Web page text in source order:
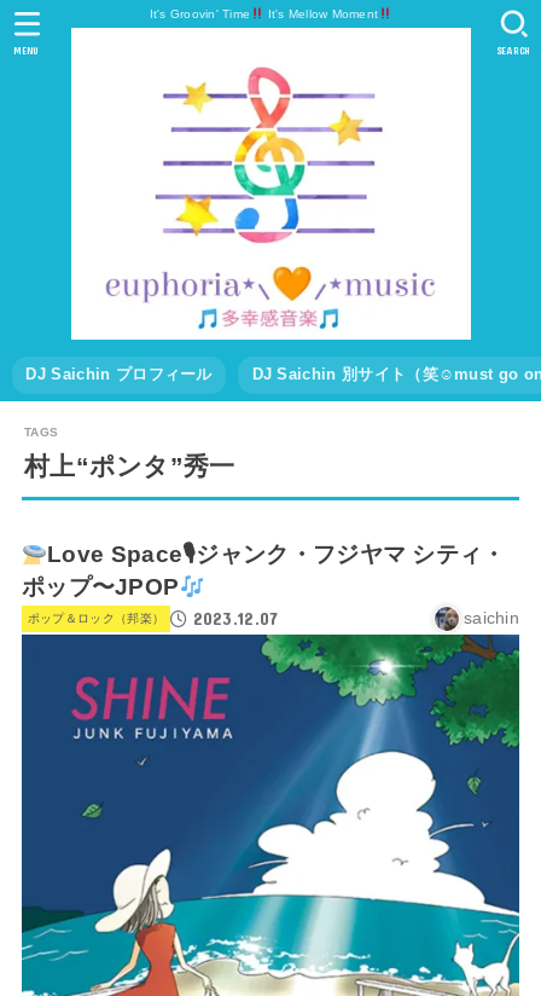
It's Groovin' Time It's Mellow Moment
DJ Saichin プロフィール DJ Saichin 別サイト（笑☺must go
SEARCH
MENU
村上“ポンタ”秀一
Love Space🎙ジャンク・フジヤマ シティ・
ポップ〜JPOP
ポップ＆ロック（邦楽） 2023.12.07 saichin